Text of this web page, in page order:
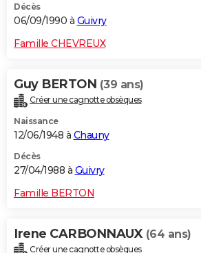
Décès
06/09/1990 à Guivry
Famille CHEVREUX
Guy BERTON (39 ans)
Créer une cagnotte obsèques
Naissance
12/06/1948 à Chauny
Décès
27/04/1988 à Guivry
Famille BERTON
Irene CARBONNAUX (64 ans)
Créer une cagnotte obsèques